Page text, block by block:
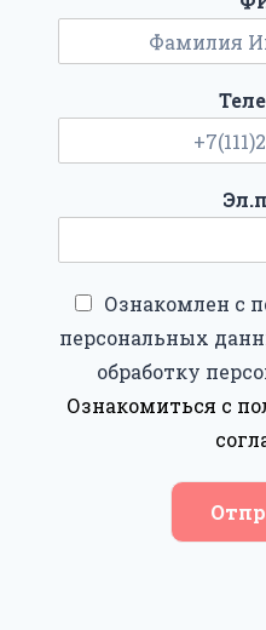
Ознакомлен с
персональных
обработку
Ознакомиться с